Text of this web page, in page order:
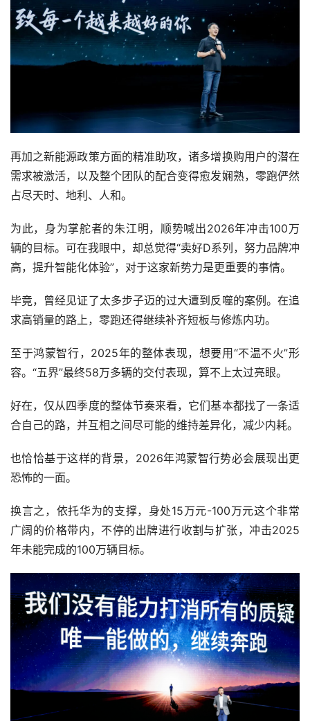
再加之新能源政策方面的精准助攻，诸多增换购用户的潜在
需求被激活，以及整个团队的配合变得愈发娴熟，零跑俨然
占尽天时、地利、人和。
为此，身为掌舵者的朱江明，顺势喊出2026年冲击100万
辆的目标。可在我眼中，却总觉得“卖好D系列，努力品牌冲
高，提升智能化体验”，对于这家新势力是更重要的事情。
毕竟，曾经见证了太多步子迈的过大遭到反噬的案例。在追
求高销量的路上，零跑还得继续补齐短板与修炼内功。
至于鸿蒙智行，2025年的整体表现，想要用“不温不火”形
容。“五界”最终58万多辆的交付表现，算不上太过亮眼。
好在，仅从四季度的整体节奏来看，它们基本都找了一条适
合自己的路，并互相之间尽可能的维持差异化，减少内耗。
也恰恰基于这样的背景，2026年鸿蒙智行势必会展现出更
恐怖的一面。
换言之，依托华为的支撑，身处15万元-100万元这个非常
广阔的价格带内，不停的出牌进行收割与扩张，冲击2025
年未能完成的100万辆目标。